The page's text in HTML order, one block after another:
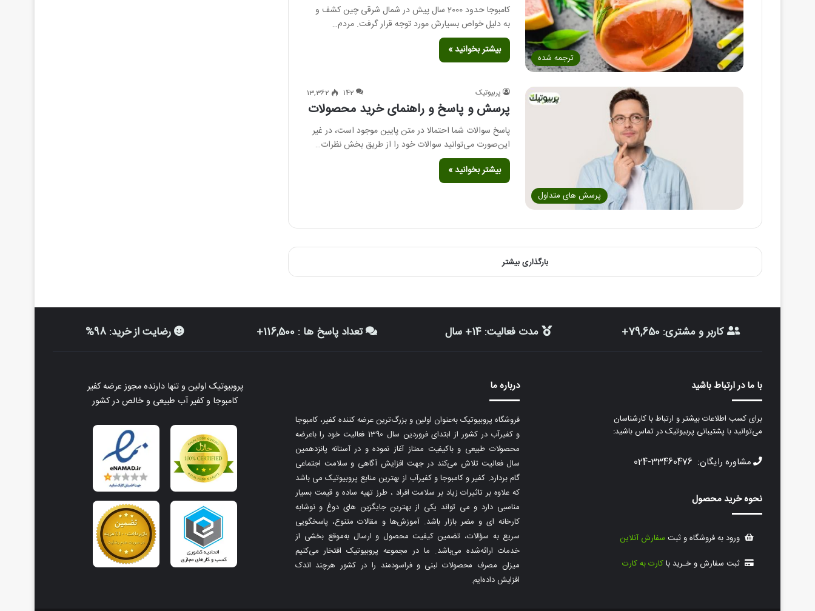
ترجمه شده
کامبوجا حدود 2000 سال پیش در شمال شرقی چین کشف و
به دلیل خواص بسیارش مورد توجه قرار گرفت. مردم…
بیشتر بخوانید »
پرسش های متداول
پربیوتیک 142
13,362
پرسش و پاسخ و راهنمای خرید محصولات
پاسخ سوالات شما احتمالا در متن پایین موجود است، در غیر
این‌صورت می‌توانید سوالات خود را از طریق بخش نظرات…
بیشتر بخوانید »
بارگذاری بیشتر
کاربر و مشتری: 79,650+ مدت فعالیت: 14+ سال تعداد پاسخ ها : 116,500+ رضایت از خرید: 98%
با ما در ارتباط باشید
برای کسب اطلاعات بیشتر و ارتباط با کارشناسان
می‌توانید با پشتیبانی پربیوتیک در تماس باشید:
مشاوره رایگان: 33460476-024
نحوه خرید محصول
ورود به فروشگاه و ثبت سفارش آنلاین
ثبت سفارش و خـرید باکارت به کارت
درباره ما
فروشگاه پروبیوتیک به‌عنوان اولین و بزرگ‌ترین عرضه کننده کفیر، کامبوجا
و کفیرآب در کشور از ابتدای فروردین سال 1390 فعالیت خود را باعرضه
محصولات طبیعی و باکیفیت ممتاز آغاز نموده و در آستانه پانزدهمین
سال فعالیت تلاش می‌کند در جهت افزایش آگاهی و سلامت اجتماعی
گام بردارد. کفیر و کامبوجا و کفیرآب از بهترین منابع پروبیوتیک می باشد
که علاوه بر تاثیرات زیاد بر سلامت افراد ، طرز تهیه ساده و قیمت بسیار
مناسبی دارد و می تواند یکی از بهترین جایگزین های دوغ و نوشابه
کارخانه ای و مضر بازار باشد. آموزش‌ها و مقالات متنوع، پاسخگویی
سریع به سؤالات، تضمین کیفیت محصول و ارسال به‌موقع بخشی از
خدمات ارائه‌شده می‌باشد. ما در مجموعه پروبیوتیک افتخار می‌کنیم
میزان مصرف محصولات لبنی و فراسودمند را در کشور هرچند اندک
افزایش داده‌ایم.
پروبیوتیک اولین و تنها دارنده مجوز عرضه کفیر
کامبوجا و کفیر آب طبیعی و خالص در کشور